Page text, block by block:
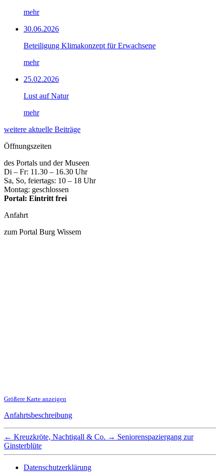
mehr
30.06.2026
Beteiligung Klimakonzept für Erwachsene
mehr
25.02.2026
Lust auf Natur
mehr
weitere aktuelle Beiträge
Öffnungszeiten
des Portals und der Museen
Di – Fr: 11.30 – 16.30 Uhr
Sa, So, feiertags: 10 – 18 Uhr
Montag: geschlossen
Portal: Eintritt frei
Anfahrt
zum Portal Burg Wissem
Größere Karte anzeigen
Anfahrtsbeschreibung
← Kreuzkröte, Nachtigall & Co. → Seniorenspaziergang zur
Ginsterblüte
Datenschutzerklärung